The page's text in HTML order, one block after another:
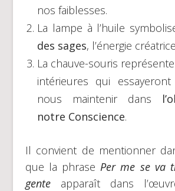
nos faiblesses.
La lampe à l’huile
des sages, l’énergie
La chauve-souris
intérieures qui
nous maintenir dans
notre Conscience.
Il convient de mentionner
que la phrase Per me se va
genteapparaît dans